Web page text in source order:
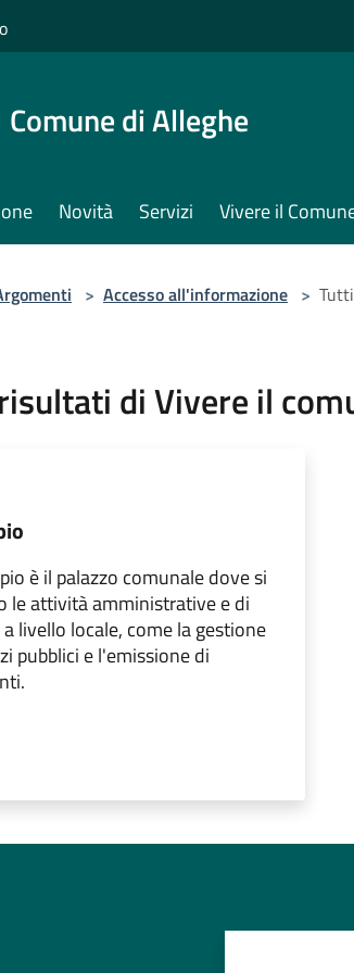
Comune di Alleghe
Novità Servizi Vivere il
> Accesso all'informazione >
di Vivere il
è il palazzo comunale dove si
le attività amministrative e di
livello locale, come la gestione
pubblici e l'emissione di